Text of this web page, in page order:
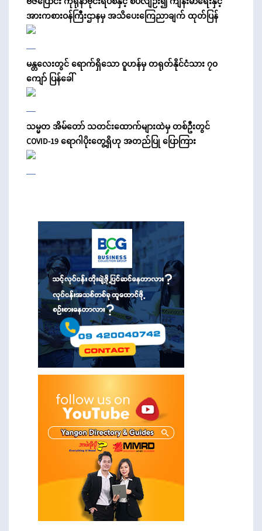
အားကစားဝန်ကြီးဌာနမှ အသိပေးကြေညာချက် ထုတ်ပြန်
မန္တလေးတွင် ရောက်ရှိသော ဝူဟန်မှ တရုတ်နိုင်ငံသား ၇၀
ကျော် ပြန်ခေါ်
သမ္မတ အိမ်တော် သတင်းထောက်များထဲမှ တစ်ဦးတွင်
COVID-19 ရောဂါပိုးတွေ့ရှိဟု အတည်ပြု ပြောကြား